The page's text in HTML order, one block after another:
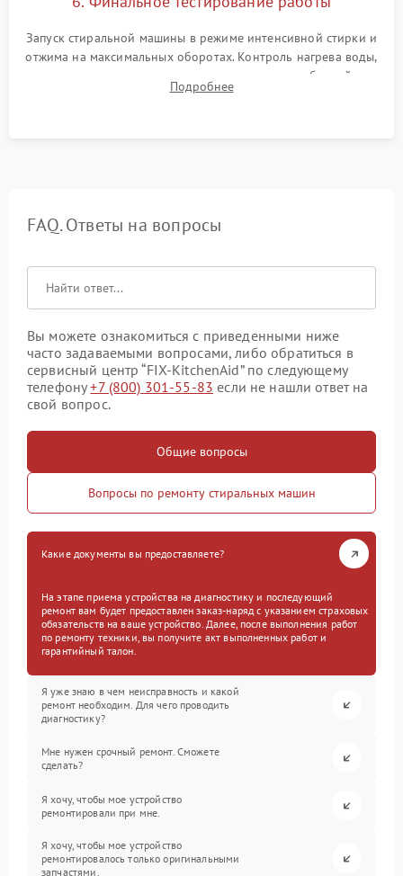
Запуск стиральной машины в режиме интенсивной стирки и
отжима на максимальных оборотах. Контроль нагрева воды,
корректности слива, отсутствия излишних вибраций,
посторонних стуков и протечек под корпусом.
Подробнее
FAQ. Ответы на вопросы
Вы можете ознакомиться с приведенными ниже
часто задаваемыми вопросами, либо обратиться в
сервисный центр “FIX-KitchenAid” по следующему
телефону+7 (800) 301-55-83 если не нашли ответ на
свой вопрос.
Общие вопросы
Вопросы по ремонту стиральных машин
Какие документы вы предоставляете?
На этапе приема устройства на диагностику и последующий
ремонт вам будет предоставлен заказ-наряд с указанием страховых
обязательств на ваше устройство. Далее, после выполнения работ
по ремонту техники, вы получите акт выполненных работ и
гарантийный талон.
Я уже знаю в чем неисправность и какой
ремонт необходим. Для чего проводить
диагностику?
Мне нужен срочный ремонт. Сможете
сделать?
Я хочу, чтобы мое устройство
ремонтировали при мне.
Я хочу, чтобы мое устройство
ремонтировалось только оригинальными
запчастями.